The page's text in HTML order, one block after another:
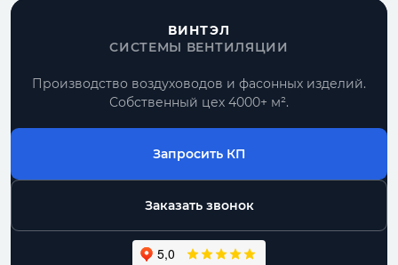
ВИНТЭЛ
СИСТЕМЫ ВЕНТИЛЯЦИИ
Производство воздуховодов и фасонных изделий.
Собственный цех 4000+ м².
Запросить КП
Заказать звонок